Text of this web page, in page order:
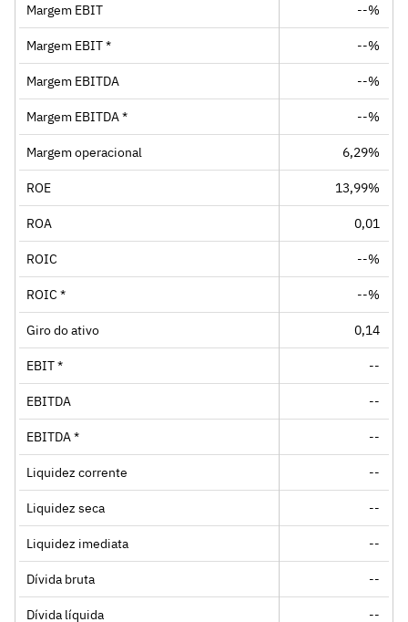
Margem EBIT --%
Margem EBIT * --%
Margem EBITDA --%
Margem EBITDA * --%
Margem operacional 6,29%
ROE 13,99%
ROA 0,01
ROIC --%
ROIC * --%
Giro do ativo 0,14
EBIT * --
EBITDA --
EBITDA * --
Liquidez corrente --
Liquidez seca --
Liquidez imediata --
Dívida bruta --
Dívida líquida --